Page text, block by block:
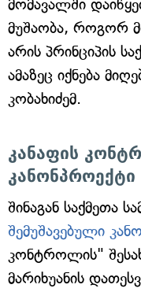
მომავალში
მუშაობა, როგორ
არის პრინციპის
ამაზეც იქნება
კობახიძემ.
კანაფის
კანონპროექტი
შინაგან საქმეთა
შემუშავებული
კონტროლის"
მარიხუანის